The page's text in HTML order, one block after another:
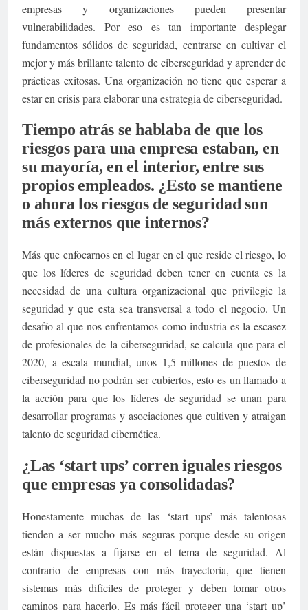
empresas y organizaciones pueden presentar
vulnerabilidades. Por eso es tan importante desplegar
fundamentos sólidos de seguridad, centrarse en cultivar el
mejor y más brillante talento de ciberseguridad y aprender de
prácticas exitosas. Una organización no tiene que esperar a
estar en crisis para elaborar una estrategia de ciberseguridad.
Tiempo atrás se hablaba de que los
riesgos para una empresa estaban, en
su mayoría, en el interior, entre sus
propios empleados. ¿Esto se mantiene
o ahora los riesgos de seguridad son
más externos que internos?
Más que enfocarnos en el lugar en el que reside el riesgo, lo
que los líderes de seguridad deben tener en cuenta es la
necesidad de una cultura organizacional que privilegie la
seguridad y que esta sea transversal a todo el negocio. Un
desafío al que nos enfrentamos como industria es la escasez
de profesionales de la ciberseguridad, se calcula que para el
2020, a escala mundial, unos 1,5 millones de puestos de
ciberseguridad no podrán ser cubiertos, esto es un llamado a
la acción para que los líderes de seguridad se unan para
desarrollar programas y asociaciones que cultiven y atraigan
talento de seguridad cibernética.
¿Las ‘start ups’ corren iguales riesgos
que empresas ya consolidadas?
Honestamente muchas de las ‘start ups’ más talentosas
tienden a ser mucho más seguras porque desde su origen
están dispuestas a fijarse en el tema de seguridad. Al
contrario de empresas con más trayectoria, que tienen
sistemas más difíciles de proteger y deben tomar otros
caminos para hacerlo. Es más fácil proteger una ‘start up’